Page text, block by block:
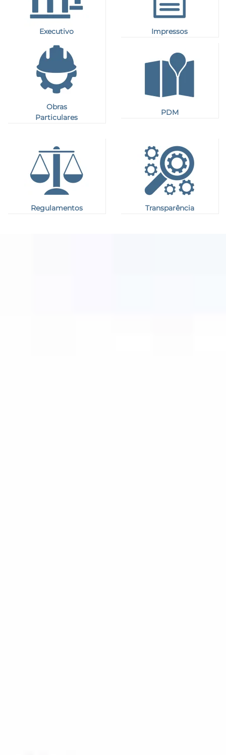
Executivo Impressos
Obras
Particulares
PDM
Regulamentos Transparência